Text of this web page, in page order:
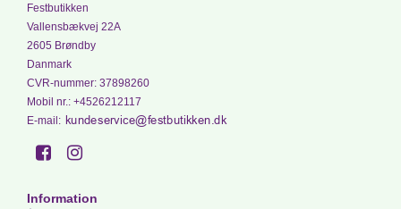
Festbutikken
Vallensbækvej 22A
2605 Brøndby
Danmark
CVR-nummer: 37898260
Mobil nr.: +4526212117
E-mail :
Information